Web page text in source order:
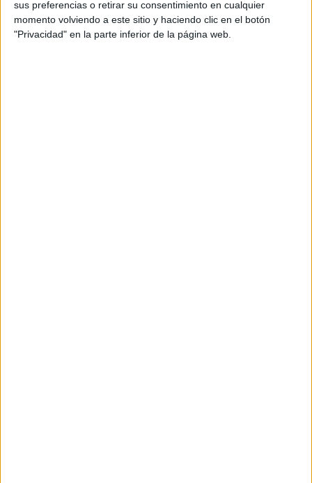
sus preferencias o retirar su consentimiento en cualquier
momento volviendo a este sitio y haciendo clic en el botón
"Privacidad" en la parte inferior de la página web.
algún intento de ciberestafa. Para evitar ser víctima de
unaciberestafa es importante visitar páginas web